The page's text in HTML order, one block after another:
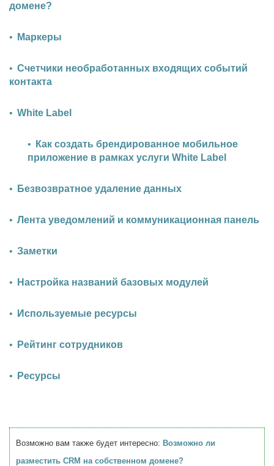
домене?
Маркеры
Счетчики необработанных входящих событий
контакта
White Label
Как создать брендированное мобильное
приложение в рамках услуги White Label
Безвозвратное удаление данных
Лента уведомлений и коммуникационная панель
Заметки
Настройка названий базовых модулей
Используемые ресурсы
Рейтинг сотрудников
Ресурсы
Возможно вам также будет интересно: Возможно ли
разместить CRM на собственном домене?